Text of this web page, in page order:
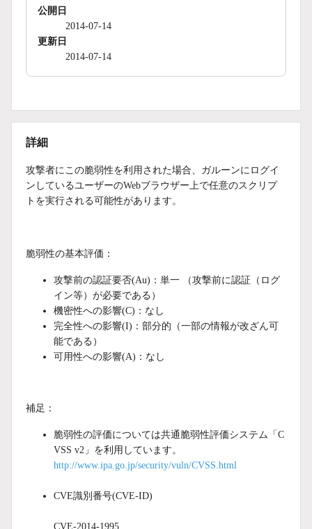
公開日
2014-07-14
更新日
2014-07-14
詳細
攻撃者にこの脆弱性を利用された場合、ガルーンにログイ
ンしているユーザーのWebブラウザー上で任意のスクリプ
トを実行される可能性があります。
脆弱性の基本評価：
攻撃前の認証要否(Au)：単一 （攻撃前に認証（ログ
イン等）が必要である）
機密性への影響(C)：なし
完全性への影響(I)：部分的（一部の情報が改ざん可
能である）
可用性への影響(A)：なし
補足：
脆弱性の評価については共通脆弱性評価システム「C
VSS v2」を利用しています。
http://www.ipa.go.jp/security/vuln/CVSS.html
CVE識別番号(CVE-ID)
CVE-2014-1995